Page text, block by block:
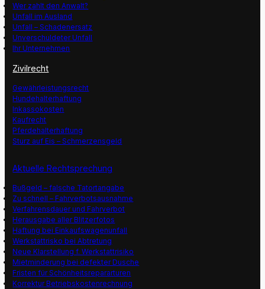
Wer zahlt den Anwalt?
Unfall im Ausland
Unfall – Schadenersatz
Unverschuldeter Unfall
Ihr Unternehmen
Zivilrecht
Gewährleistungsrecht
Hundehalterhaftung
Inkassokosten
Kaufrecht
Pferdehalterhaftung
Sturz auf Eis – Schmerzensgeld
Aktuelle Rechtsprechung
Bußgeld – falsche Tatortangabe
Zu schnell – Fahrverbotsausnahme
Verfahrensdauer und Fahrverbot
Herausgabe aller Blitzerfotos
Haftung bei Einkaufswagenunfall
Werkstattrisko bei Abtretung
Neue Klarstellung f. Werkstattrisiko
Mietminderung bei defekter Dusche
Fristen für Schönheitsrepararturen
Korrektur Betriebskostenrechnung